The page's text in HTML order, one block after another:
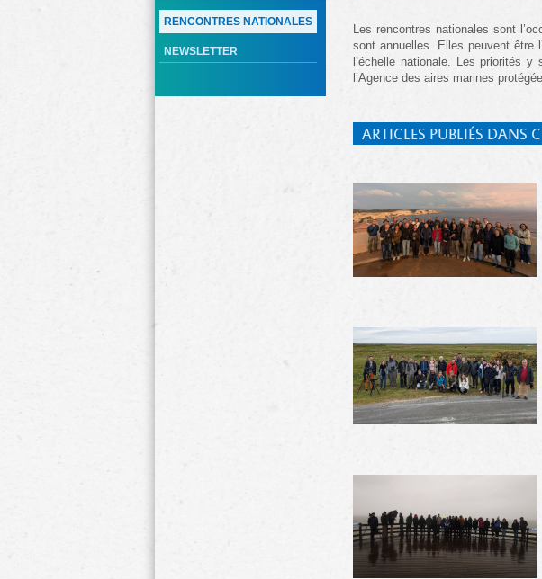
RENCONTRES NATIONALES
NEWSLETTER
Les rencontres nationales sont
sont annuelles. Elles peuvent être
l’échelle nationale. Les priorités
l’Agence des aires marines
ARTICLES PUBLIÉS DANS